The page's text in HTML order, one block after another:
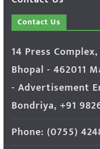
Contact Us
14 Press
Bhopal - 462011
- Advertisement
Bondriya, +91
Phone: (0755)